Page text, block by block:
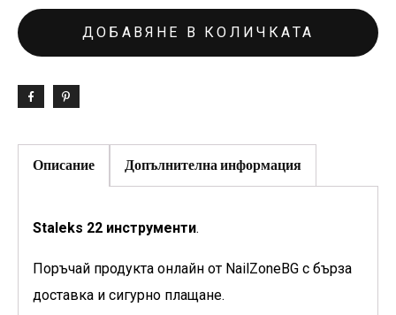
ДОБАВЯНЕ В КОЛИЧКАТА
Описание Допълнителна информация
Staleks 22 инструменти.
Поръчай продукта онлайн от NailZoneBG с бърза
доставка и сигурно плащане.